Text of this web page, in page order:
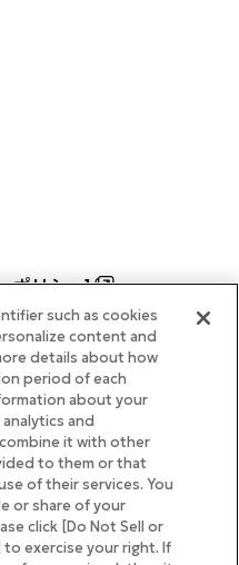
ポリシー]
イト
such as cookies
content and
details about how
period of each
about your
and
it with other
to them or that
of their services. You
or share of your
click [Do Not Sell or
to exercise your right. If